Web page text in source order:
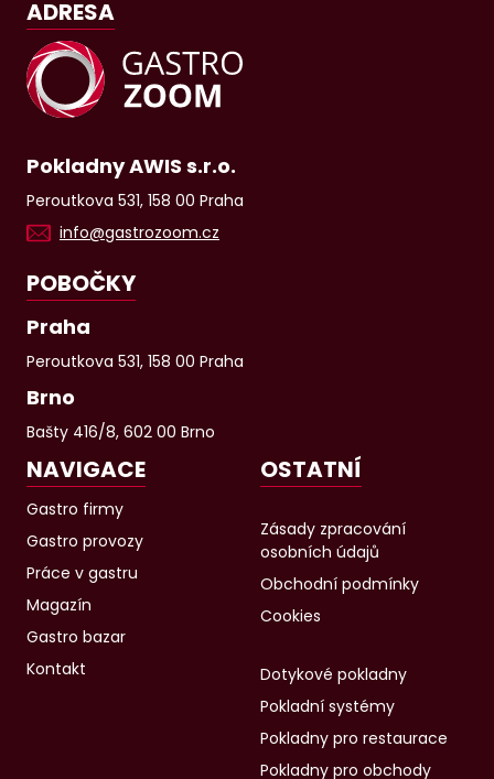
ADRESA
Pokladny AWIS s.r.o.
Peroutkova 531, 158 00 Praha
info@gastrozoom.cz
POBOČKY
Praha
Peroutkova 531, 158 00 Praha
Brno
Bašty 416/8, 602 00 Brno
NAVIGACE
Gastro firmy
Gastro provozy
Práce v gastru
Magazín
Gastro bazar
Kontakt
OSTATNÍ
Zásady zpracování
osobních údajů
Obchodní podmínky
Cookies
Dotykové pokladny
Pokladní systémy
Pokladny pro restaurace
Pokladny pro obchody